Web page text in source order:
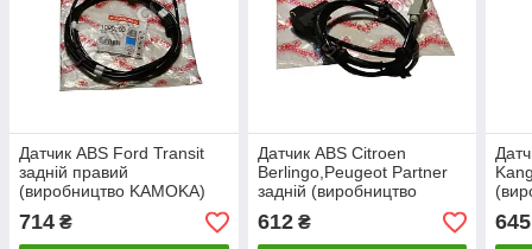
Датчик ABS Ford Transit
задній правий
(виробництво KAMOKA)
714 ₴
Датчик ABS Citroen
Berlingo,Peugeot Partner
задній (виробництво
KAMOKA)
612₴ 645